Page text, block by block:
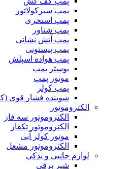
پمپ سیرکولاتور
پمپ استخری
پمپ شناور
پمپ آتش نشانی
پمپ پیستونی
پمپ هواده اسپلش
بوستر پمپ
موتور پمپ
پمپ کولر
شوینده فشار قوی
الکتروموتور
الکتروموتور سه فاز
الکتروموتور تکفاز
موتور کولر آبی
الکتروموتور مشعل
لوازم جانبی و یدکی
شیر برقی